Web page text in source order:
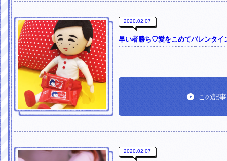
2020.02.07
早い者勝ち♡愛をこめてバレンタイ
この記
2020.02.07